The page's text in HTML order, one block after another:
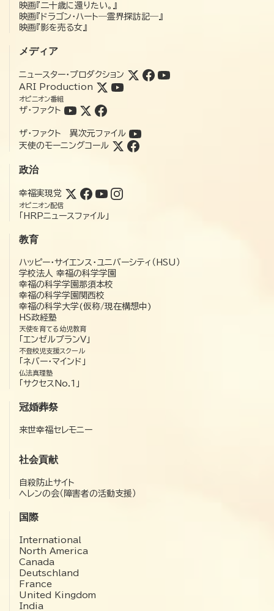
映画『二十歳に還りたい。』
映画『ドラゴン・ハート―霊界探訪記―』
映画『影を売る女』
メディア
ニュースター・プロダクション
ARI Production
オピニオン番組
ザ・ファクト
ザ・ファクト 異次元ファイル
天使のモーニングコール
政治
幸福実現党
オピニオン配信
「HRPニュースファイル」
教育
ハッピー・サイエンス・ユニバーシティ（HSU）
学校法人 幸福の科学学園
幸福の科学学園那須本校
幸福の科学学園関西校
幸福の科学大学(仮称/現在構想中)
HS政経塾
天使を育てる幼児教育
「エンゼルプランV」
不登校児支援スクール
「ネバー・マインド」
仏法真理塾
「サクセスNo.1」
冠婚葬祭
来世幸福セレモニー
社会貢献
自殺防止サイト
ヘレンの会（障害者の活動支援）
国際
International
North America
Canada
Deutschland
France
United Kingdom
India